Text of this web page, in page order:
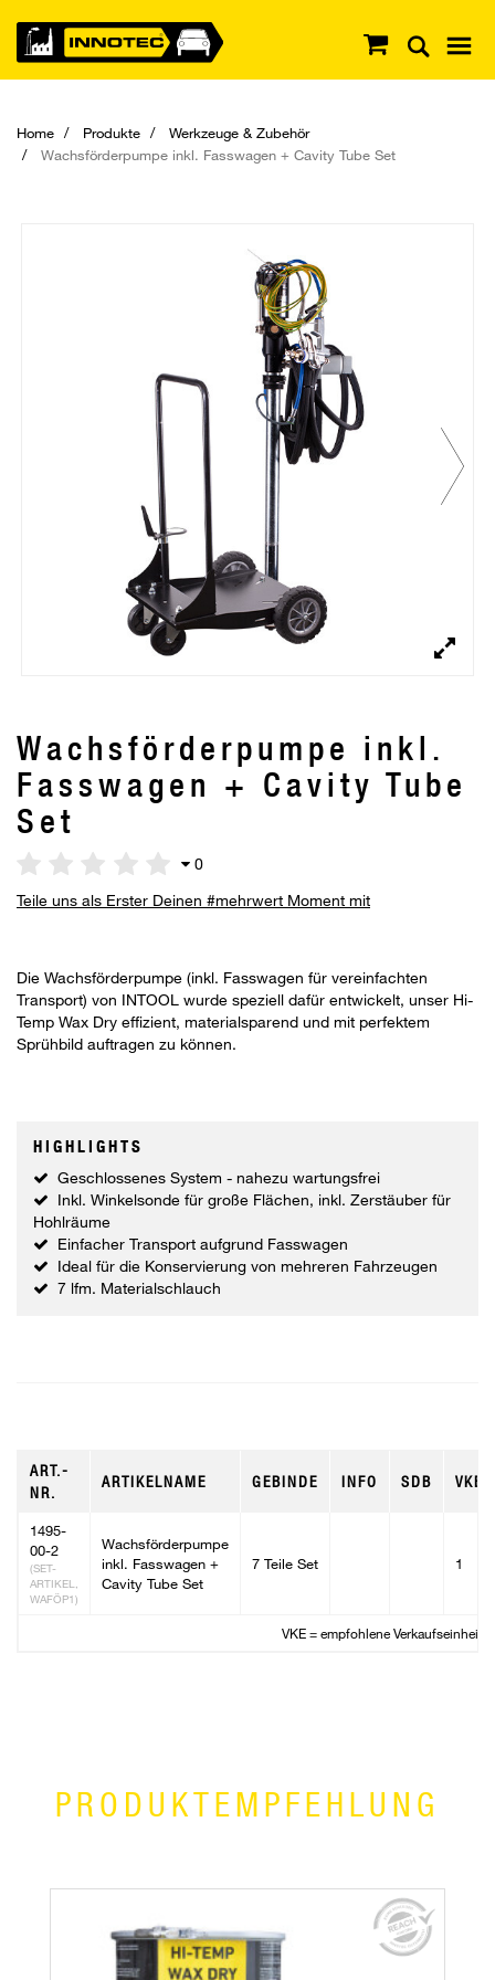
Home Produkte
Werkzeuge & Zubehör
Wachsförderpumpe inkl. Fasswagen + Cavity Tube Set
Wachsförderpumpe inkl.
Fasswagen + Cavity Tube
Set
0
Teile uns als Erster Deinen #mehrwert Moment mit
Die Wachsförderpumpe (inkl. Fasswagen für vereinfachten
Transport) von INTOOL wurde speziell dafür entwickelt, unser Hi-
Temp Wax Dry effizient, materialsparend und mit perfektem
Sprühbild auftragen zu können.
HIGHLIGHTS
Geschlossenes System - nahezu wartungsfrei
Inkl. Winkelsonde für große Flächen, inkl. Zerstäuber für
Hohlräume
Einfacher Transport aufgrund Fasswagen
Ideal für die Konservierung von mehreren Fahrzeugen
7 lfm. Materialschlauch
ART.-
NR.
ARTIKELNAME GEBINDE INFO SDB VKE
1495-
00-2
(SET-
ARTIKEL,
WAFÖP1)
Wachsförderpumpe
inkl. Fasswagen +
Cavity Tube Set
7 Teile Set 1
VKE = empfohlene Verkaufseinheit
PRODUKTEMPFEHLUNG